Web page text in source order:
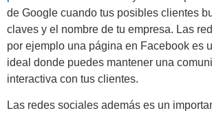
de Google cuando tus posibles clientes
claves y el nombre de tu empresa. Las
por ejemplo una página en Facebook es
ideal donde puedes mantener una
interactiva con tus clientes.
Las redes sociales además es un